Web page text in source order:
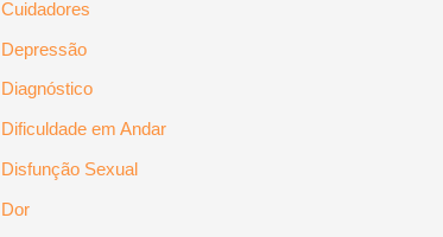
Cuidadores
Depressão
Diagnóstico
Dificuldade em Andar
Disfunção Sexual
Dor